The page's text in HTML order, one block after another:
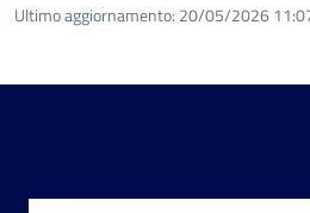
Ultimo aggiornamento: 20/05/2026